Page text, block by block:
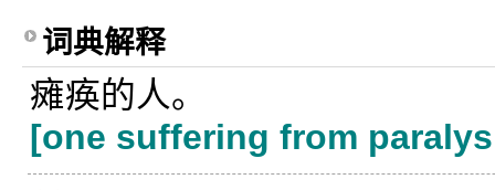
词典解释
瘫痪的人。
[one suffering from